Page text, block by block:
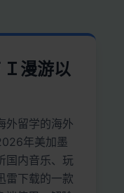
漫游以
外留学的海外
年美加墨
国内音乐、玩
雷下载的一款